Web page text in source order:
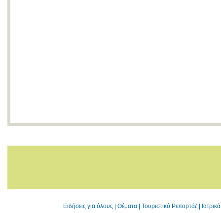
Ειδήσεις για όλους |Θέματα |Τουριστικό Ρεπορτάζ